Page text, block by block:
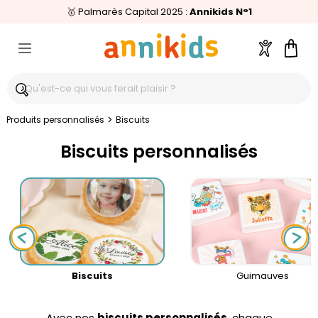
Livraison relais offertedès 59€🚚
🥇 Palmarès Capital 2025 : Annikids N°1
⭐⭐⭐⭐⭐4,6/5(24 000 avis clients)
Compte
Produits personnalisés > Biscuits
Biscuits personnalisés
Biscuits Guimauves